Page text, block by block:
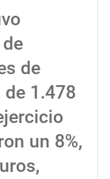
de
1.478
un 8%,